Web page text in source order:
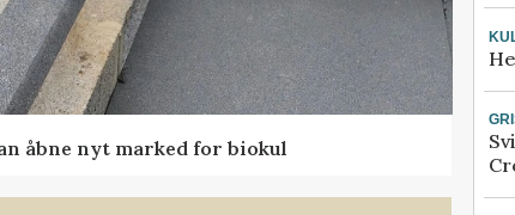
åbne nyt marked for biokul